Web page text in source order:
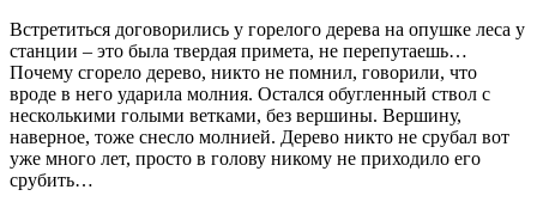
Встретиться договорились у горелого дерева на опушке леса у
станции – это была твердая примета, не перепутаешь…
Почему сгорело дерево, никто не помнил, говорили, что
вроде в него ударила молния. Остался обугленный ствол с
несколькими голыми ветками, без вершины. Вершину,
наверное, тоже снесло молнией. Дерево никто не срубал вот
уже много лет, просто в голову никому не приходило его
срубить…